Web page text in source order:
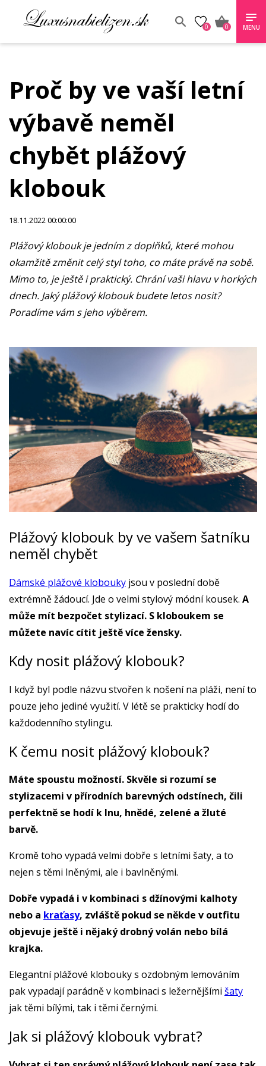
0 0 MENU
Proč by ve vaší letní
výbavě neměl
chybět plážový
klobouk
18.11.2022 00:00:00
Plážový klobouk je jedním z doplňků, které mohou
okamžitě změnit celý styl toho, co máte právě na sobě.
Mimo to, je ještě i praktický. Chrání vaši hlavu v horkých
dnech. Jaký plážový klobouk budete letos nosit?
Poradíme vám s jeho výběrem.
Plážový klobouk by ve vašem šatníku
neměl chybět
Dámské plážové klobouky jsou v poslední době
extrémně žádoucí. Jde o velmi stylový módní kousek. A
může mít bezpočet stylizací. S kloboukem se
můžete navíc cítit ještě více žensky.
Kdy nosit plážový klobouk?
I když byl podle názvu stvořen k nošení na pláži, není to
pouze jeho jediné využití. V létě se prakticky hodí do
každodenního stylingu.
K čemu nosit plážový klobouk?
Máte spoustu možností. Skvěle si rozumí se
stylizacemi v přírodních barevných odstínech, čili
perfektně se hodí k lnu, hnědé, zelené a žluté
barvě.
Kromě toho vypadá velmi dobře s letními šaty, a to
nejen s těmi lněnými, ale i bavlněnými.
Dobře vypadá i v kombinaci s džínovými kalhoty
nebo a kraťasy, zvláště pokud se někde v outfitu
objevuje ještě i nějaký drobný volán nebo bílá
krajka.
Elegantní plážové klobouky s ozdobným lemováním
pak vypadají parádně v kombinaci s ležernějšími šaty
jak těmi bílými, tak i těmi černými.
Jak si plážový klobouk vybrat?